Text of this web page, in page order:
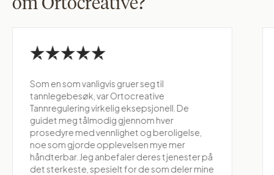
om Ortocreative?
Som en som vanligvis gruer seg til
tannlegebesøk, var Ortocreative
Tannregulering virkelig eksepsjonell. De
guidet meg tålmodig gjennom hver
prosedyre med vennlighet og beroligelse,
noe som gjorde opplevelsen mye mer
håndterbar. Jeg anbefaler deres tjenester på
det sterkeste, spesielt for de som deler mine